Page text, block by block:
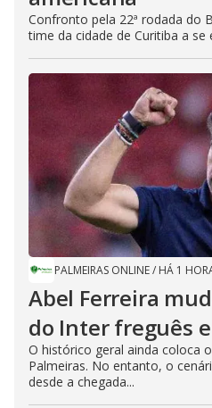
Confronto pela 22ª rodada do
time da cidade de Curitiba a
PALMEIRAS ONLINE/ HÁ 1
Abel Ferreira
do Inter freguês
O histórico geral ainda coloca
Palmeiras. No entanto, o
desde a chegada...